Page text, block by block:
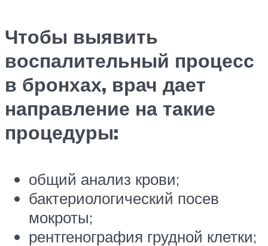
Чтобы выявить
воспалительный процесс
в бронхах, врач дает
направление на такие
процедуры:
общий анализ крови;
бактериологический посев
мокроты;
рентгенография грудной клетки;